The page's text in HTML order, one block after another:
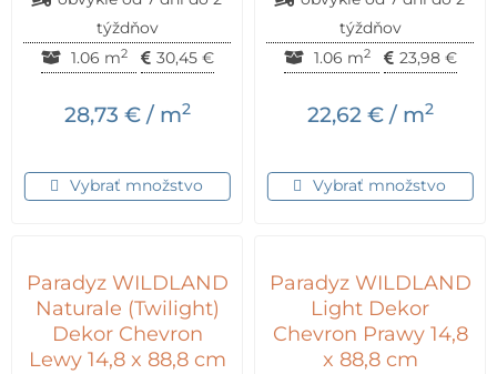
týždňov
1.06 m2 30,45 €
28,73 €/ m2
Vybrať množstvo
týždňov
1.06 m2 23,98 €
22,62 €/ m2
Vybrať množstvo
Paradyz WILDLAND
Naturale (Twilight)
Dekor Chevron
Lewy 14,8 x 88,8 cm
Paradyz WILDLAND
Light Dekor
Chevron Prawy 14,8
x 88,8 cm